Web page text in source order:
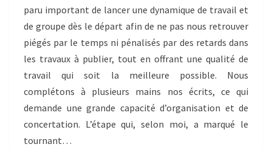
paru important de lancer une dynamique de travail et
de groupe dès le départ afin de ne pas nous retrouver
piégés par le temps ni pénalisés par des retards dans
les travaux à publier, tout en offrant une qualité de
travail qui soit la meilleure possible. Nous
complétons à plusieurs mains nos écrits, ce qui
demande une grande capacité d’organisation et de
concertation. L’étape qui, selon moi, a marqué le
tournant…